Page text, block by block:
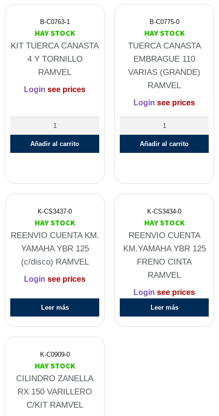
B-C0763-1
HAY STOCK
KIT TUERCA CANASTA
4 Y TORNILLO
RAMVEL
Login see prices
Añadir al carrito
B-C0775-0
HAY STOCK
TUERCA CANASTA
EMBRAGUE 110
VARIAS (GRANDE)
RAMVEL
Login see prices
Añadir al carrito
K-CS3437-0
HAY STOCK
REENVIO CUENTA KM.
YAMAHA YBR 125
(c/disco) RAMVEL
Login see prices
Leer más
K-CS3434-0
HAY STOCK
REENVIO CUENTA
KM.YAMAHA YBR 125
FRENO CINTA
RAMVEL
Login see prices
Leer más
K-C0909-0
HAY STOCK
CILINDRO ZANELLA
RX 150 VARILLERO
C/KIT RAMVEL